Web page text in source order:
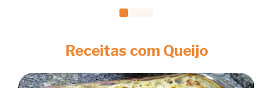
Receitas com Queijo